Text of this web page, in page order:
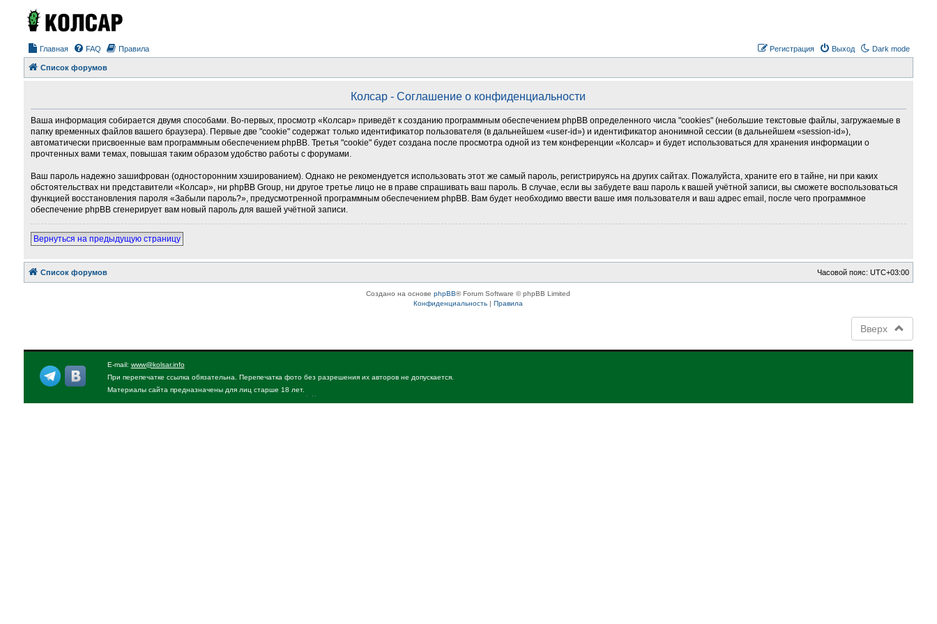
Главная Dark mode
FAQ Правила Выход
Регистрация
Список форумов
Колсар - Соглашение о конфиденциальности
Ваша информация собирается двумя способами. Во-первых, просмотр «Колсар» приведёт к созданию программным обеспечением phpBB определенного числа "cookies" (небольшие текстовые файлы, загружаемые в
папку временных файлов вашего браузера). Первые две "cookie" содержат только идентификатор пользователя (в дальнейшем «user-id») и идентификатор анонимной сессии (в дальнейшем «session-id»),
автоматически присвоенные вам программным обеспечением phpBB. Третья "cookie" будет создана после просмотра одной из тем конференции «Колсар» и будет использоваться для хранения информации о
прочтенных вами темах, повышая таким образом удобство работы с форумами.
Ваш пароль надежно зашифрован (односторонним хэшированием). Однако не рекомендуется использовать этот же самый пароль, регистрируясь на других сайтах. Пожалуйста, храните его в тайне, ни при каких
обстоятельствах ни представители «Колсар», ни phpBB Group, ни другое третье лицо не в праве спрашивать ваш пароль. В случае, если вы забудете ваш пароль к вашей учётной записи, вы сможете воспользоваться
функцией восстановления пароля «Забыли пароль?», предусмотренной программным обеспечением phpBB. Вам будет необходимо ввести ваше имя пользователя и ваш адрес email, после чего программное
обеспечение phpBB сгенерирует вам новый пароль для вашей учётной записи.
Вернуться на предыдущую страницу
Список форумов Часовой пояс:UTC+03:00
Создано на основеphpBB® Forum Software © phpBB Limited
Конфиденциальность |Правила
Вверх
E-mail: www@kolsar.info
При перепечатке ссылка обязательна. Перепечатка фото без разрешения их авторов не допускается.
Материалы сайта предназначены для лиц старше 18 лет.